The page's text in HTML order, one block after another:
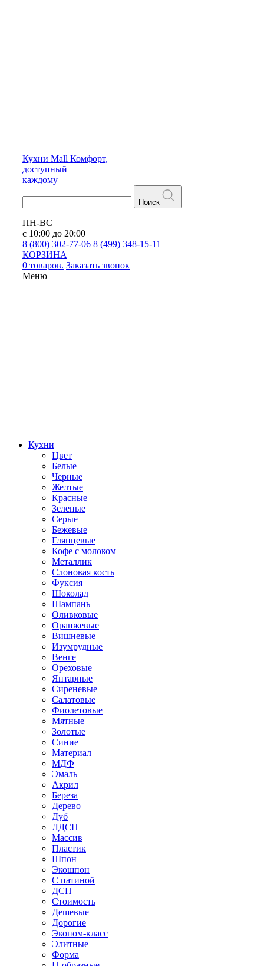
Кухни Mall Комфорт,
доступный
каждому
Поиск
ПН-ВС
с 10:00 до 20:00
8 (800) 302-77-06 8 (499) 348-15-11
КОРЗИНА
0 товаров. Заказать звонок
Меню
Кухни
Цвет
Белые
Черные
Желтые
Красные
Зеленые
Серые
Бежевые
Глянцевые
Кофе с молоком
Металлик
Слоновая кость
Фуксия
Шоколад
Шампань
Оливковые
Оранжевые
Вишневые
Изумрудные
Венге
Ореховые
Янтарные
Сиреневые
Салатовые
Фиолетовые
Мятные
Золотые
Синие
Материал
МДФ
Эмаль
Акрил
Береза
Дерево
Дуб
ЛДСП
Массив
Пластик
Шпон
Экошпон
С патиной
ДСП
Стоимость
Дешевые
Дорогие
Эконом-класс
Элитные
Форма